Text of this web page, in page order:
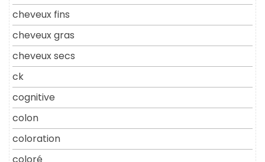
cheveux fins
cheveux gras
cheveux secs
ck
cognitive
colon
coloration
coloré